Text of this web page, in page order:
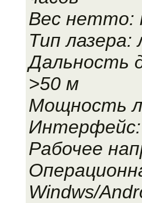
Вес нетто:
Тип лазера:
Дальность
>50 м
Мощность
Интерфейс:
Рабочее
Windws/